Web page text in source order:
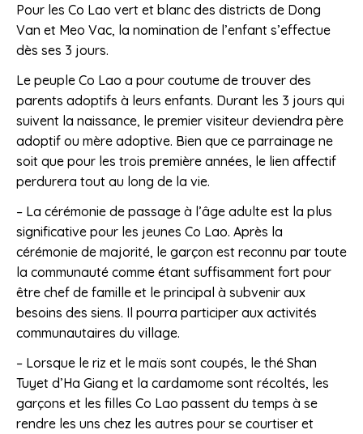
Pour les Co Lao vert et blanc des districts de Dong
Van et Meo Vac, la nomination de l’enfant s’effectue
dès ses 3 jours.
Le peuple Co Lao a pour coutume de trouver des
parents adoptifs à leurs enfants. Durant les 3 jours qui
suivent la naissance, le premier visiteur deviendra père
adoptif ou mère adoptive. Bien que ce parrainage ne
soit que pour les trois première années, le lien affectif
perdurera tout au long de la vie.
– La cérémonie de passage à l’âge adulte est la plus
significative pour les jeunes Co Lao. Après la
cérémonie de majorité, le garçon est reconnu par toute
la communauté comme étant suffisamment fort pour
être chef de famille et le principal à subvenir aux
besoins des siens. Il pourra participer aux activités
communautaires du village.
– Lorsque le riz et le maïs sont coupés, le thé Shan
Tuyet d’Ha Giang et la cardamome sont récoltés, les
garçons et les filles Co Lao passent du temps à se
rendre les uns chez les autres pour se courtiser et